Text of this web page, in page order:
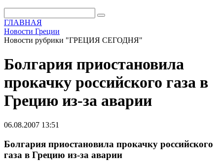
ГЛАВНАЯ
Новости Греции
Новости рубрики "ГРЕЦИЯ СЕГОДНЯ"
Болгария приостановила
прокачку российского газа в
Грецию из-за аварии
06.08.2007 13:51
Болгария приостановила прокачку российского
газа в Грецию из-за аварии